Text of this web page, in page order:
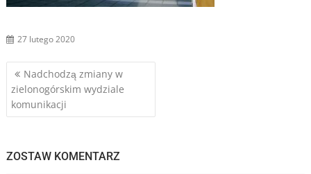
27 lutego 2020
Nawigacja
wpisu
Nadchodzą zmiany w
zielonogórskim wydziale
komunikacji
ZOSTAW KOMENTARZ